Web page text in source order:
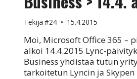
Tekijä #24 15.4.2015
Moi, Microsoft Office 365 –
alkoi 14.4.2015 Lync-
Business yhdistää tutun
tarkoitetun Lyncin ja